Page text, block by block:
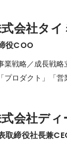
会社タイ
役COO
業戦略／成長戦略
プロダクト」「
会社デ
取締役社長兼